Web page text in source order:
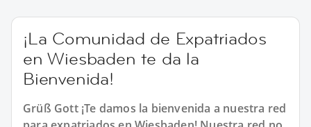
¡La Comunidad de Expatriados
en Wiesbaden te da la
Bienvenida!
Grüß Gott ¡Te damos la bienvenida a nuestra red